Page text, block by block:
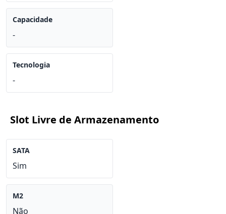
Capacidade
-
Tecnologia
-
Slot Livre de Armazenamento
SATA
Sim
M2
Não